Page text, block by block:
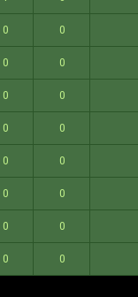
0 0
0 0
0 0
0 0
0 0
0 0
0 0
0 0